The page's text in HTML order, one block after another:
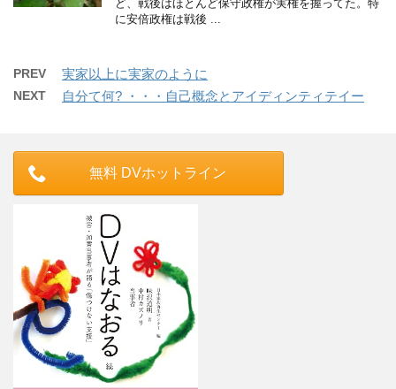
ど、戦後はほとんど保守政権が実権を握ってた。特
に安倍政権は戦後 ...
PREV 実家以上に実家のように
NEXT 自分て何? ・・・自己概念とアイディンティテイー
無料 DVホットライン